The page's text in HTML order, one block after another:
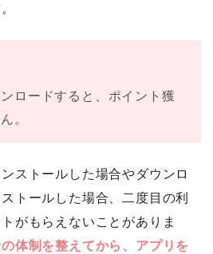
ロードすると、ポイント獲
。
ストールした場合やダウンロ
トールした場合、二度目の利
がもらえないことがありま
体制を整えてから、アプリを